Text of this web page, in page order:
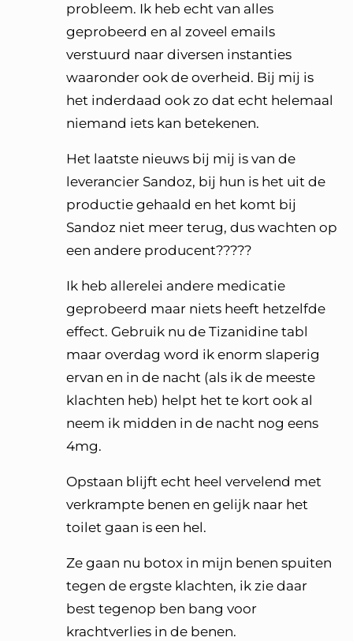
probleem. Ik heb echt van alles
geprobeerd en al zoveel emails
verstuurd naar diversen instanties
waaronder ook de overheid. Bij mij is
het inderdaad ook zo dat echt helemaal
niemand iets kan betekenen.
Het laatste nieuws bij mij is van de
leverancier Sandoz, bij hun is het uit de
productie gehaald en het komt bij
Sandoz niet meer terug, dus wachten op
een andere producent?????
Ik heb allerelei andere medicatie
geprobeerd maar niets heeft hetzelfde
effect. Gebruik nu de Tizanidine tabl
maar overdag word ik enorm slaperig
ervan en in de nacht (als ik de meeste
klachten heb) helpt het te kort ook al
neem ik midden in de nacht nog eens
4mg.
Opstaan blijft echt heel vervelend met
verkrampte benen en gelijk naar het
toilet gaan is een hel.
Ze gaan nu botox in mijn benen spuiten
tegen de ergste klachten, ik zie daar
best tegenop ben bang voor
krachtverlies in de benen.